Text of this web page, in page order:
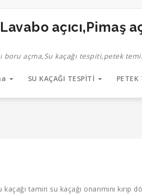
boru açma,Su kaçağı tespiti,petek
SU KAÇAĞI TESPİTİ PETEK
tamiri su kaçağı onarımını kırıp